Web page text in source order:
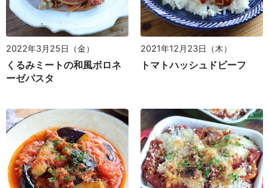
2022年3月25日（金）
くるみミートの和風ボロネ
ーゼパスタ
2021年12月23日（木）
トマトハッシュドビーフ